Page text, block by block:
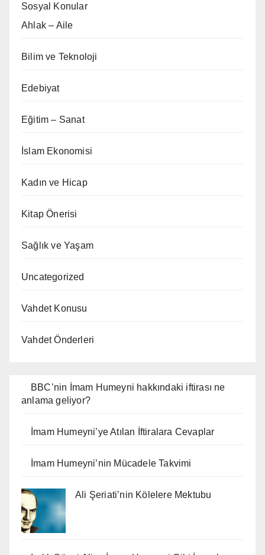
Sosyal Konular
Ahlak – Aile
Bilim ve Teknoloji
Edebiyat
Eğitim – Sanat
İslam Ekonomisi
Kadın ve Hicap
Kitap Önerisi
Sağlık ve Yaşam
Uncategorized
Vahdet Konusu
Vahdet Önderleri
BBC’nin İmam Humeyni hakkındaki iftirası ne
anlama geliyor?
İmam Humeyni’ye Atılan İftiralara Cevaplar
İmam Humeyni’nin Mücadele Takvimi
Ali Şeriati’nin Kölelere Mektubu